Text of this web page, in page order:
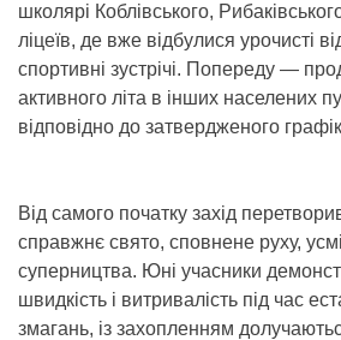
школярі Коблівського,
ліцеїв, де вже відбулися урочисті
спортивні зустрічі. Попереду —
активного літа в інших населених
відповідно до затвердженого
Від самого початку захід
справжнє свято, сповнене руху,
суперництва. Юні учасники
швидкість і витривалість під час
змагань, із захопленням